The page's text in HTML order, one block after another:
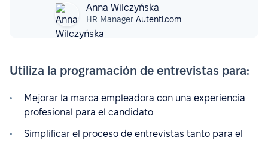
Anna Wilczyńska
HR Manager Autenti.com
Utiliza la programación de entrevistas para:
Mejorar la marca empleadora con una experiencia
profesional para el candidato
Simplificar el proceso de entrevistas tanto para el